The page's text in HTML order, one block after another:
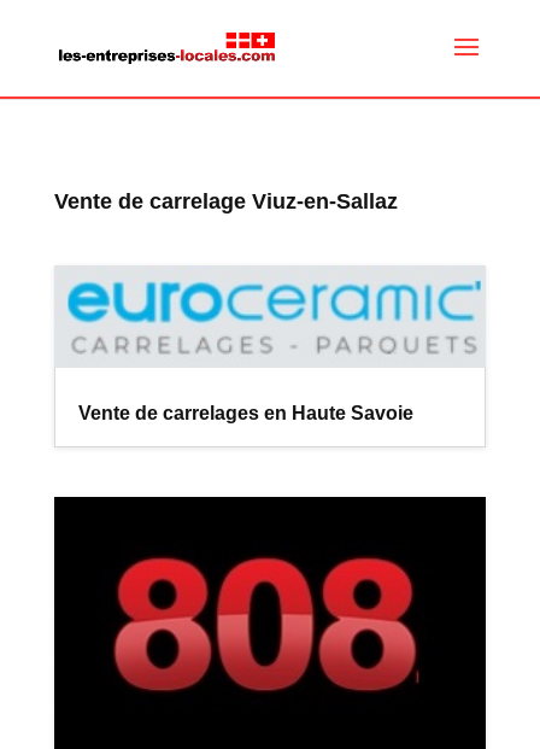
Vente de carrelage Viuz-en-Sallaz
Vente de carrelages en Haute Savoie